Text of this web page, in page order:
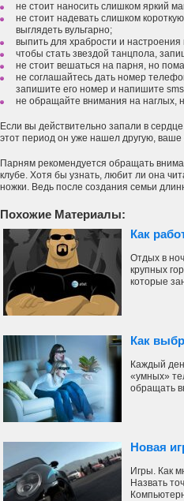
не стоит наносить слишком яркий
не стоит надевать слишком
выглядеть вульгарно;
выпить для храбрости и
чтобы стать звездой танцпола,
не стоит вешаться на парня, но
не соглашайтесь дать номер
запишите его номер и напишите
не обращайте внимания на наглых,
Если вы действительно запали в
этот период он уже нашел другую, ваше
Парням рекомендуется обращать
клубе. Хотя бы узнать, любит ли она
ножки. Ведь после создания семьи
Похожие Материалы:
Как
Отдых в
крупных
которые
Как
Каждый
«умных»
обращать
Новая
Игры. Как
Назвать